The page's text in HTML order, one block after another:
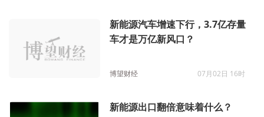
新能源汽车增速下行，3.7亿存量
车才是万亿新风口？
博望财经 07月02日 16时
新能源出口翻倍意味着什么？